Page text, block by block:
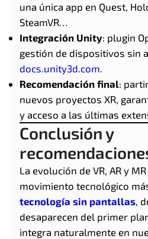
una única app en Quest,
SteamVR…
Integración Unity: plugin
gestión de dispositivos sin
docs.unity3d.com.
Recomendación final:
nuevos proyectos XR,
y acceso a las últimas
Conclusión y
La evolución de VR, AR y
movimiento tecnológico
tecnología sin pantallas,
desaparecen del primer
integra naturalmente en